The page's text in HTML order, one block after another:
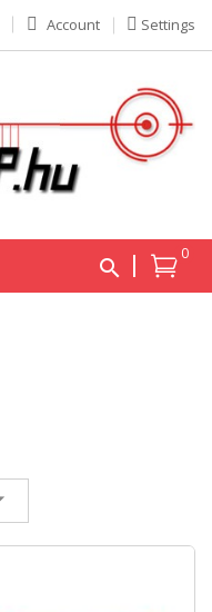
Settings
Account
0